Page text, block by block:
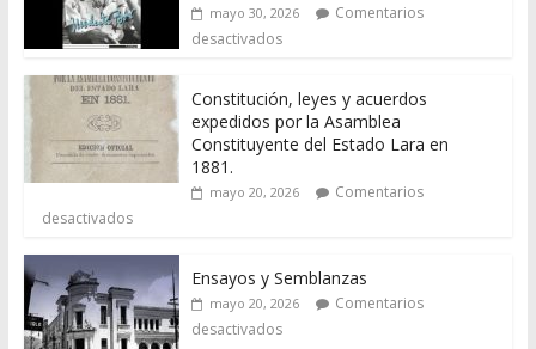
mayo 30, 2026
Comentarios
desactivados
Constitución, leyes y acuerdos
expedidos por la Asamblea
Constituyente del Estado Lara en
1881.
mayo 20, 2026
Comentarios
desactivados
Ensayos y Semblanzas
mayo 20, 2026
Comentarios
desactivados